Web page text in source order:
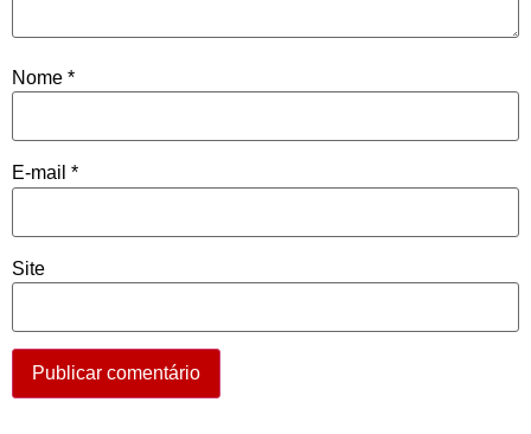
Nome *
E-mail *
Site